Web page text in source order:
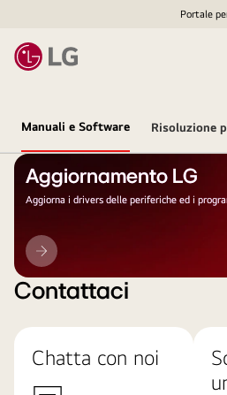
Portale
Manuali e Software Risoluzione
Aggiornamento LG
Aggiorna i drivers delle periferiche ed i
Aggiornamento
LG
Contattaci
Chatta con noi